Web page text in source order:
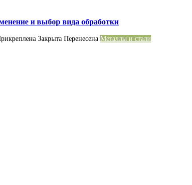
и выбор вида обработки
Закрыта Перенесена Металлы и стали